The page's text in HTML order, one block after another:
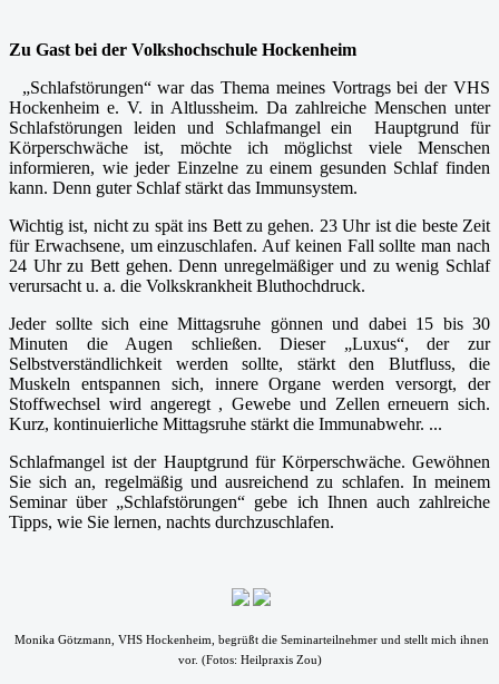
Zu Gast bei der Volkshochschule Hockenheim
„Schlafstörungen“ war das Thema meines Vortrags bei der VHS
Hockenheim e. V. in Altlussheim. Da zahlreiche Menschen unter
Schlafstörungen leiden und Schlafmangel ein Hauptgrund für
Körperschwäche ist, möchte ich möglichst viele Menschen
informieren, wie jeder Einzelne zu einem gesunden Schlaf finden
kann. Denn guter Schlaf stärkt das Immunsystem.
Wichtig ist, nicht zu spät ins Bett zu gehen. 23 Uhr ist die beste Zeit
für Erwachsene, um einzuschlafen. Auf keinen Fall sollte man nach
24 Uhr zu Bett gehen. Denn unregelmäßiger und zu wenig Schlaf
verursacht u. a. die Volkskrankheit Bluthochdruck.
Jeder sollte sich eine Mittagsruhe gönnen und dabei 15 bis 30
Minuten die Augen schließen. Dieser „Luxus“, der zur
Selbstverständlichkeit werden sollte, stärkt den Blutfluss, die
Muskeln entspannen sich, innere Organe werden versorgt, der
Stoffwechsel wird angeregt , Gewebe und Zellen erneuern sich.
Kurz, kontinuierliche Mittagsruhe stärkt die Immunabwehr. ...
Schlafmangel ist der Hauptgrund für Körperschwäche. Gewöhnen
Sie sich an, regelmäßig und ausreichend zu schlafen. In meinem
Seminar über „Schlafstörungen“ gebe ich Ihnen auch zahlreiche
Tipps, wie Sie lernen, nachts durchzuschlafen.
Monika Götzmann, VHS Hockenheim, begrüßt die Seminarteilnehmer und stellt mich ihnen
vor. (Fotos: Heilpraxis Zou)